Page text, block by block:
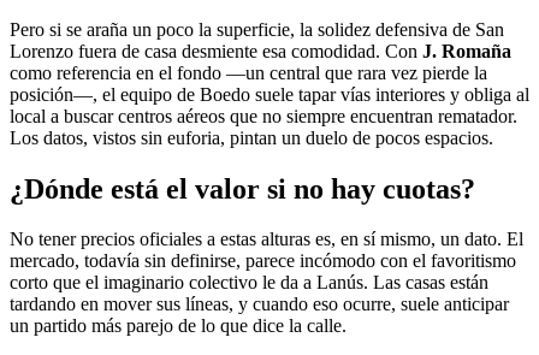
Pero si se araña un poco la superficie, la solidez defensiva de San
Lorenzo fuera de casa desmiente esa comodidad. Con J. Romaña
como referencia en el fondo —un central que rara vez pierde la
posición—, el equipo de Boedo suele tapar vías interiores y obliga al
local a buscar centros aéreos que no siempre encuentran rematador.
Los datos, vistos sin euforia, pintan un duelo de pocos espacios.
¿Dónde está el valor si no hay cuotas?
No tener precios oficiales a estas alturas es, en sí mismo, un dato. El
mercado, todavía sin definirse, parece incómodo con el favoritismo
corto que el imaginario colectivo le da a Lanús. Las casas están
tardando en mover sus líneas, y cuando eso ocurre, suele anticipar
un partido más parejo de lo que dice la calle.